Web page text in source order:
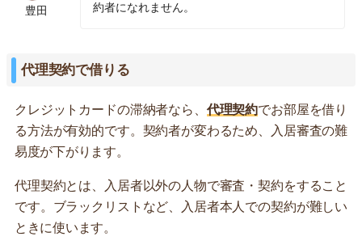
豊田
約者になれません。
代理契約で借りる
クレジットカードの滞納者なら、 代理契約でお部屋を借り
る方法が有効的です。契約者が変わるため、入居審査の難
易度が下がります。
代理契約とは、入居者以外の人物で審査・契約をすること
です。ブラックリストなど、入居者本人での契約が難しい
ときに使います。